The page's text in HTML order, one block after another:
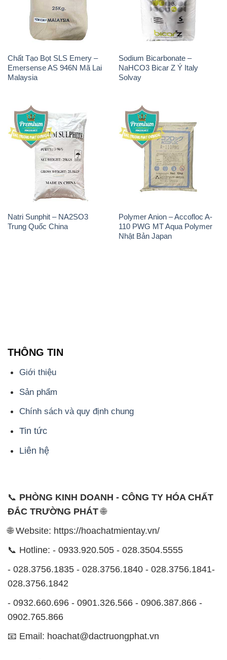
Chất Tạo Bọt SLS Emery –
Emersense AS 946N Mã Lai
Malaysia
Sodium Bicarbonate –
NaHCO3 Bicar Z Ý Italy
Solvay
Natri Sunphit – NA2SO3
Trung Quốc China
Polymer Anion – Accofloc A-
110 PWG MT Aqua Polymer
Nhật Bản Japan
THÔNG TIN
Giới thiệu
Sản phẩm
Chính sách và quy định chung
Tin tức
Liên hệ
📞 PHÒNG KINH DOANH - CÔNG TY HÓA CHẤT
ĐẮC TRƯỜNG PHÁT🌐
🌐 Website: https://hoachatmientay.vn/
📞 Hotline: - 0933.920.505 - 028.3504.5555
- 028.3756.1835 - 028.3756.1840 - 028.3756.1841-
028.3756.1842
- 0932.660.696 - 0901.326.566 - 0906.387.866 -
0902.765.866
📧 Email: hoachat@dactruongphat.vn